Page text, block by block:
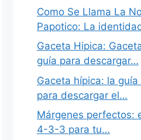
Como Se Llama La
Papotico: La
Gaceta Hipica:
guía para descargar…
Gaceta hípica: la
para descargar el…
Márgenes perfectos:
4-3-3 para tu…